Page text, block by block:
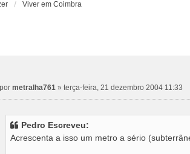
Viver em Coimbra
M
pormetralha761 »terça-feira, 21 dezembro 2004 11:33
Pedro Escreveu:
Acrescenta a isso um metro a sério